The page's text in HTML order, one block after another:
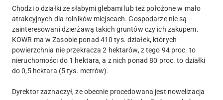
Chodzi o działki ze słabymi glebami lub też położone w mało
atrakcyjnych dla rolników miejscach. Gospodarze nie są
zainteresowani dzierżawą takich gruntów czy ich zakupem.
KOWR ma w Zasobie ponad 410 tys. działek, których
powierzchnia nie przekracza 2 hektarów, z tego 94 proc. to
nieruchomości do 1 hektara, a z nich ponad 80 proc. to działki
do 0,5 hektara (5 tys. metrów).
Dyrektor zaznaczył, że obecnie procedowana jest nowelizacja